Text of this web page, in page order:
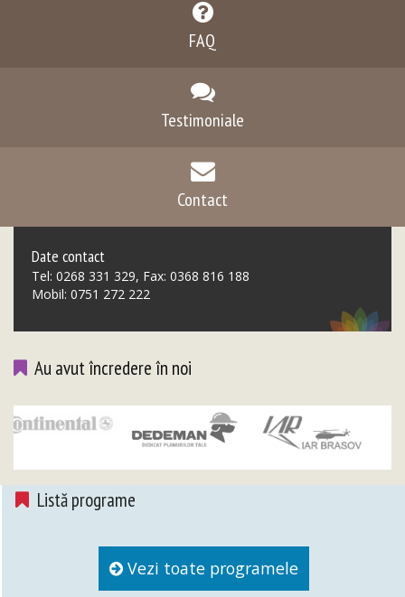
FAQ
Testimoniale
Contact
Date contact
Tel: 0268 331 329, Fax: 0368 816 188
Mobil: 0751 272 222
Au avut încredere în noi
Listă programe
Vezi toate programele